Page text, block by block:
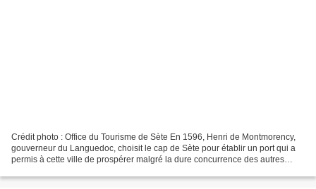
Crédit photo : Office du Tourisme de Sète En 1596, Henri de Montmorency,
gouverneur du Languedoc, choisit le cap de Sète pour établir un port qui a
permis à cette ville de prospérer malgré la dure concurrence des autres